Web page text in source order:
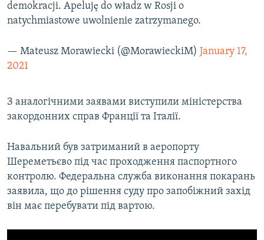
demokracji. Apeluję do władz w Rosji o
natychmiastowe uwolnienie zatrzymanego.
— Mateusz Morawiecki (@MorawieckiM) January 17,
2021
З аналогічними заявами виступили міністерства
закордонних справ Франції та Італії.
Навальний був затриманий в аеропорту
Шереметьєво під час проходження паспортного
контролю. Федеральна служба виконання покарань
заявила, що до рішення суду про запобіжний захід
він має перебувати під вартою.